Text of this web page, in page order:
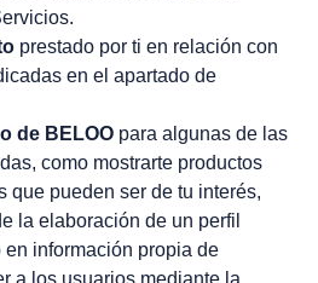
prestado por ti en relación con
en el apartado de
de BELOO para algunas de las
como mostrarte productos
que pueden ser de tu interés,
la elaboración de un perfil
información propia de
a los usuarios mediante la